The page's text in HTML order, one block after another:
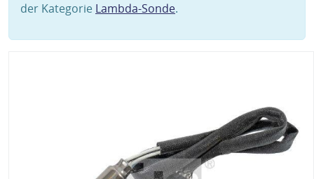
der Kategorie Lambda-Sonde.